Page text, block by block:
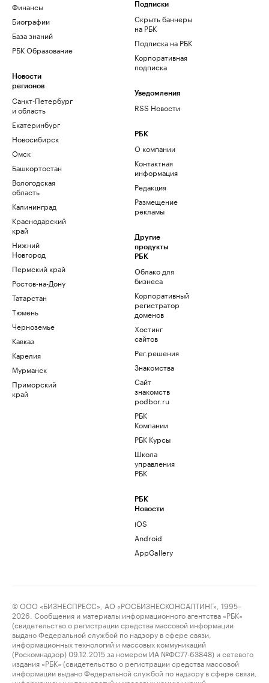
Финансы
Биографии
База знаний
РБК Образование
Новости
регионов
Санкт-Петербург
и область
Екатеринбург
Новосибирск
Омск
Башкортостан
Вологодская
область
Калининград
Краснодарский
край
Нижний
Новгород
Пермский край
Ростов-на-Дону
Татарстан
Тюмень
Черноземье
Кавказ
Карелия
Мурманск
Приморский
край
Подписки
Скрыть баннеры
на РБК
Подписка на РБК
Корпоративная
подписка
Уведомления
RSS Новости
РБК
О компании
Контактная
информация
Редакция
Размещение
рекламы
Другие
продукты
РБК
Облако для
бизнеса
Корпоративный
регистратор
доменов
Хостинг
сайтов
Рег.решения
Знакомства
Сайт
знакомств
podbor.ru
РБК
Компании
РБК Курсы
Школа
управления
РБК
РБК
Новости
iOS
Android
AppGallery
© ООО «БИЗНЕСПРЕСС», АО «РОСБИЗНЕСКОНСАЛТИНГ», 1995–
2026. Сообщения и материалы информационного агентства «РБК»
(свидетельство о регистрации средства массовой информации
выдано Федеральной службой по надзору в сфере связи,
информационных технологий и массовых коммуникаций
(Роскомнадзор) 09.12.2015 за номером ИА №ФС77-63848) и сетевого
издания «РБК» (свидетельство о регистрации средства массовой
информации выдано Федеральной службой по надзору в сфере связи,